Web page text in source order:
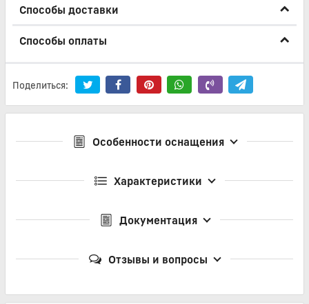
Способы доставки
Способы оплаты
Поделиться:
Особенности оснащения
Характеристики
Документация
Отзывы и вопросы